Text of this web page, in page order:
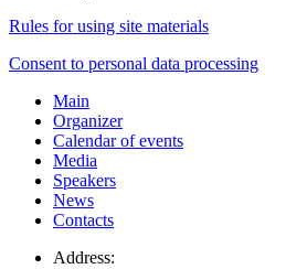
Rules for using site materials
Consent to personal data processing
Main
Organizer
Calendar of events
Media
Speakers
News
Contacts
Address: